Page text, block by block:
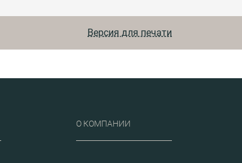
объектов различного
учетом актуальных изменений вВерсия для печати
О КОМПАНИИ